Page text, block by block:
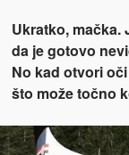
Ukratko, mačka.
da je gotovo
No kad otvori
što može točno